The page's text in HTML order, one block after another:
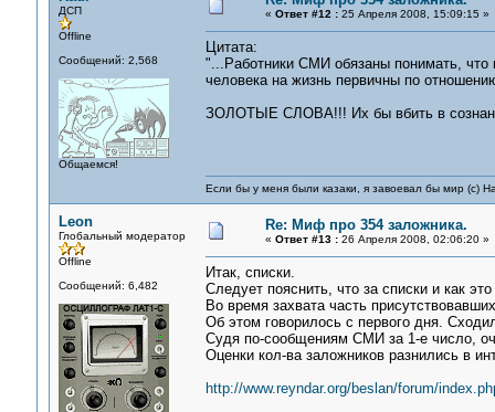
ДСП
Offline
Сообщений: 2,568
Общаемся!
« Ответ #12 :25 Апреля 2008, 15:09:15 »
Цитата:
"...Работники СМИ обязаны понимать, что
человека на жизнь первичны по
ЗОЛОТЫЕ СЛОВА!!! Их бы вбить в
Если бы у меня были казаки, я завоевал бы мир (с)
Leon
Глобальный модератор
Offline
Сообщений: 6,482
Re: Миф про 354 заложника.
« Ответ #13 :26 Апреля 2008, 02:06:20 »
Итак, списки.
Следует пояснить, что за списки и как
Во время захвата часть
Об этом говорилось с первого дня.
Судя по-сообщениям СМИ за 1-е число,
Оценки кол-ва заложников разнились в
http://www.reyndar.org/beslan/forum/